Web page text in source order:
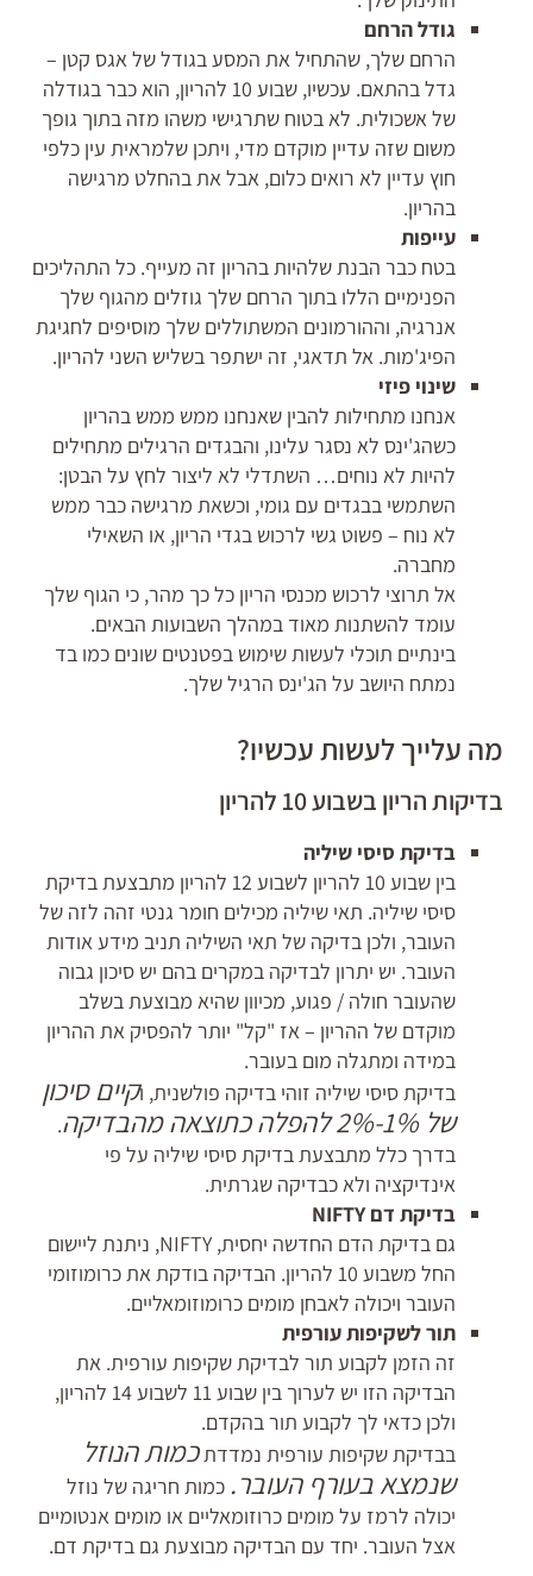
גודל הרחם
הרחם שלך, שהתחיל את המסע בגודל של אגס קטן –
גדל בהתאם. עכשיו, שבוע 10 להריון, הוא כבר בגודלה
של אשכולית. לא בטוח שתרגישי משהו מזה בתוך גופך
משום שזה עדיין מוקדם מדי, ויתכן שלמראית עין כלפי
חוץ עדיין לא רואים כלום, אבל את בהחלט מרגישה
בהריון.
עייפות
בטח כבר הבנת שלהיות בהריון זה מעייף. כל התהליכים
הפנימיים הללו בתוך הרחם שלך גוזלים מהגוף שלך
אנרגיה, וההורמונים המשתוללים שלך מוסיפים לחגיגת
הפיג'מות. אל תדאגי, זה ישתפר בשליש השני להריון.
שינוי פיזי
אנחנו מתחילות להבין שאנחנו ממש ממש בהריון
כשהג'ינס לא נסגר עלינו, והבגדים הרגילים מתחילים
להיות לא נוחים… השתדלי לא ליצור לחץ על הבטן:
השתמשי בבגדים עם גומי, וכשאת מרגישה כבר ממש
לא נוח – פשוט גשי לרכוש בגדי הריון, או השאילי
מחברה.
אל תרוצי לרכוש מכנסי הריון כל כך מהר, כי הגוף שלך
עומד להשתנות מאוד במהלך השבועות הבאים.
בינתיים תוכלי לעשות שימוש בפטנטים שונים כמו בד
נמתח היושב על הג'ינס הרגיל שלך.
מה עלייך לעשות עכשיו?
בדיקות הריון בשבוע 10 להריון
בדיקת סיסי שיליה
בין שבוע 10 להריון לשבוע 12 להריון מתבצעת בדיקת
סיסי שיליה. תאי שיליה מכילים חומר גנטי זהה לזה של
העובר, ולכן בדיקה של תאי השיליה תניב מידע אודות
העובר. יש יתרון לבדיקה במקרים בהם יש סיכון גבוה
שהעובר חולה / פגוע, מכיוון שהיא מבוצעת בשלב
מוקדם של ההריון – אז "קל" יותר להפסיק את ההריון
במידה ומתגלה מום בעובר.
בדיקת סיסי שיליה זוהי בדיקה פולשנית, וקיים סיכון
של 1%-2% להפלה כתוצאה מהבדיקה
.
בדרך כלל מתבצעת בדיקת סיסי שיליה על פי
אינדיקציה ולא כבדיקה שגרתית.
בדיקת דם NIFTY
גם בדיקת הדם החדשה יחסית, NIFTY, ניתנת ליישום
החל משבוע 10 להריון. הבדיקה בודקת את כרומוזומי
העובר ויכולה לאבחן מומים כרומוזומאליים.
תור לשקיפות עורפית
זה הזמן לקבוע תור לבדיקת שקיפות עורפית. את
הבדיקה הזו יש לערוך בין שבוע 11 לשבוע 14 להריון,
ולכן כדאי לך לקבוע תור בהקדם.
בבדיקת שקיפות עורפית נמדדתכמות הנוזל
שנמצא בעורף העובר. כמות חריגה של נוזל
יכולה לרמז על מומים כרוזומאליים או מומים אנטומיים
אצל העובר. יחד עם הבדיקה מבוצעת גם בדיקת דם.